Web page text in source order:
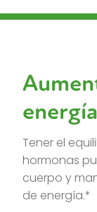
Tener el
hormonas
cuerpo y
de energía.*